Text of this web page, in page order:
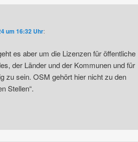
um 16:32 Uhr:
es aber um die Lizenzen für öffentliche
der Länder und der Kommunen und für
zu sein. OSM gehört hier nicht zu den
Stellen“.